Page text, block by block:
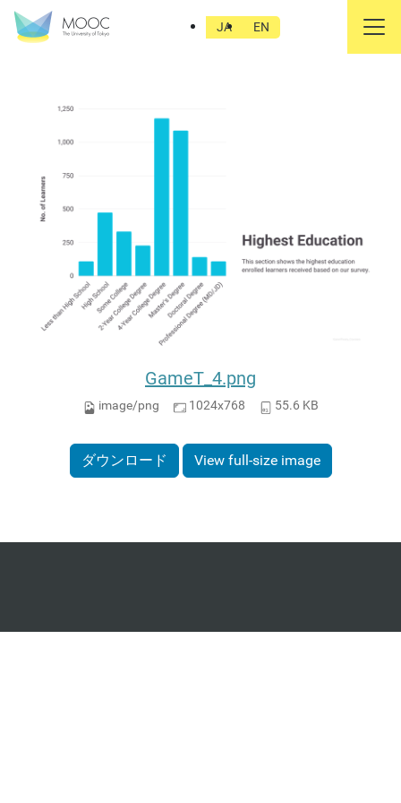
JA EN
GameT_4.png
GameT_4.png
image/png 1024x768 55.6 KB
ダウンロード View full-size image